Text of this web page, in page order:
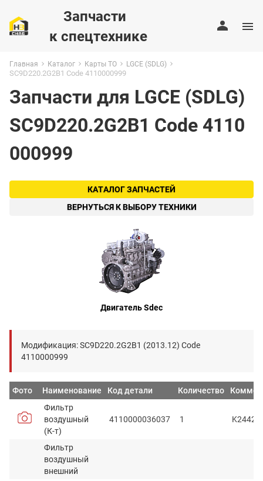
Запчасти
к спецтехнике
Главная Каталог Карты ТО LGCE (SDLG)
SC9D220.2G2B1 Code 4110000999
Запчасти для LGCE (SDLG)
SC9D220.2G2B1 Code 4110
000999
КАТАЛОГ ЗАПЧАСТЕЙ
ВЕРНУТЬСЯ К ВЫБОРУ ТЕХНИКИ
Двигатель Sdec
Модификация: SC9D220.2G2B1 (2013.12) Code
4110000999
Фото Наименование Код детали Количество
Фильтр
воздушный
(К-т)
4110000036037 1
Фильтр
воздушный
внешний